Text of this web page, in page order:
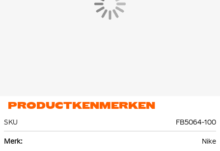
PRODUCTKENMERKEN
SKU
FB5064-100
informatie
Nike